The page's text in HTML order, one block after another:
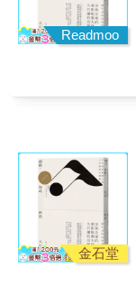
Readmoo
金石堂